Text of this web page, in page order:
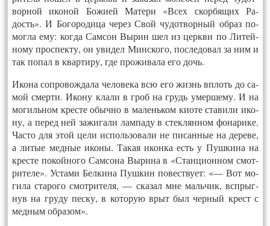
ворной ико­ной Бо­жи­ей Ма­тери «Всех скор­бя­щих Ра­
дость». И Бо­горо­дица че­рез Свой чу­дот­ворный об­раз по­
мог­ла ему: ког­да Сам­сон Вы­рин шел из церк­ви по Ли­тей­
но­му прос­пекту, он уви­дел Минс­ко­го, пос­ле­довал за ним и
так по­пал в квар­ти­ру, где про­жива­ла его дочь.
Ико­на соп­ро­вож­да­ла че­лове­ка всю его жизнь вплоть до са­
мой смер­ти. Ико­ну кла­ли в гроб на грудь умер­ше­му. И на
мо­гиль­ном крес­те обыч­но в ма­лень­ком ки­оте ста­вили ико­
ну, а пе­ред ней за­жига­ли лам­па­ду в стек­лянном фо­нари­ке.
Час­то для этой це­ли ис­поль­зо­вали не пи­сан­ные на де­реве,
а ли­тые мед­ные ико­ны. Та­кая икон­ка есть у Пуш­ки­на на
крес­те по­кой­но­го Сам­со­на Вы­рина в «Стан­ци­он­ном смот­
ри­теле». Ус­та­ми Бел­ки­на Пуш­кин по­вест­ву­ет: «— Вот мо­
гила ста­рого смот­ри­теля, — ска­зал мне маль­чик, вспрыг­
нув на гру­ду пес­ку, в ко­торую врыт был чер­ный крест с
мед­ным об­ра­зом».